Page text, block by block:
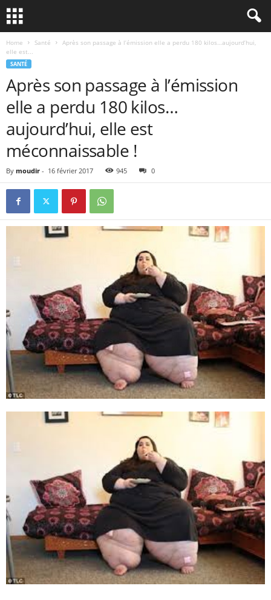
Home Santé
Après son passage à l’émission elle a perdu 180 kilos…aujourd’hui,
elle est...
SANTÉ
Après son passage à l’émission
elle a perdu 180 kilos…
aujourd’hui, elle est
méconnaissable !
By moudir - 16 février 2017 945 0